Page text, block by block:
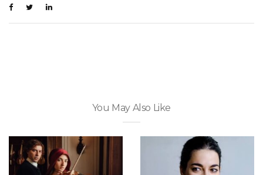
You May Also Like